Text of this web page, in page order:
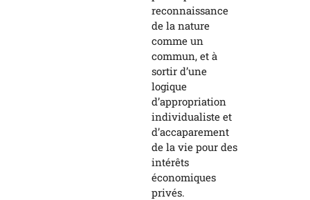
reconnaissance
de la nature
comme un
commun, et à
sortir d’une
logique
d’appropriation
individualiste et
d’accaparement
de la vie pour des
intérêts
économiques
privés.